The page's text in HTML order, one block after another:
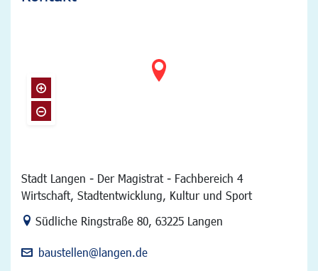
Stadt Langen - Der Magistrat - Fachbereich 4
Wirtschaft, Stadtentwicklung, Kultur und Sport
Link zur Google-Maps Navigation
Südliche Ringstraße 80, 63225 Langen
baustellen@langen.de